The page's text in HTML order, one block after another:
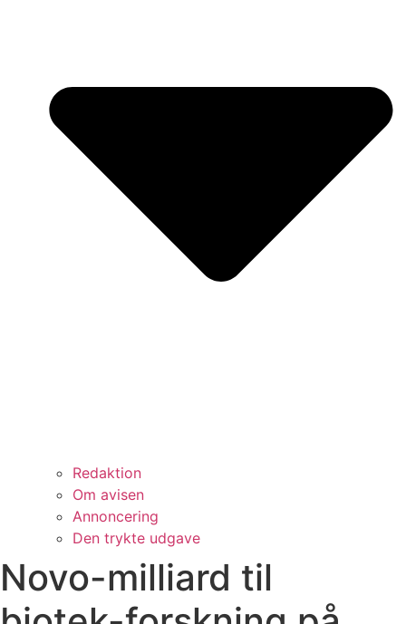
Redaktion
Om avisen
Annoncering
Den trykte udgave
Novo-milliard til